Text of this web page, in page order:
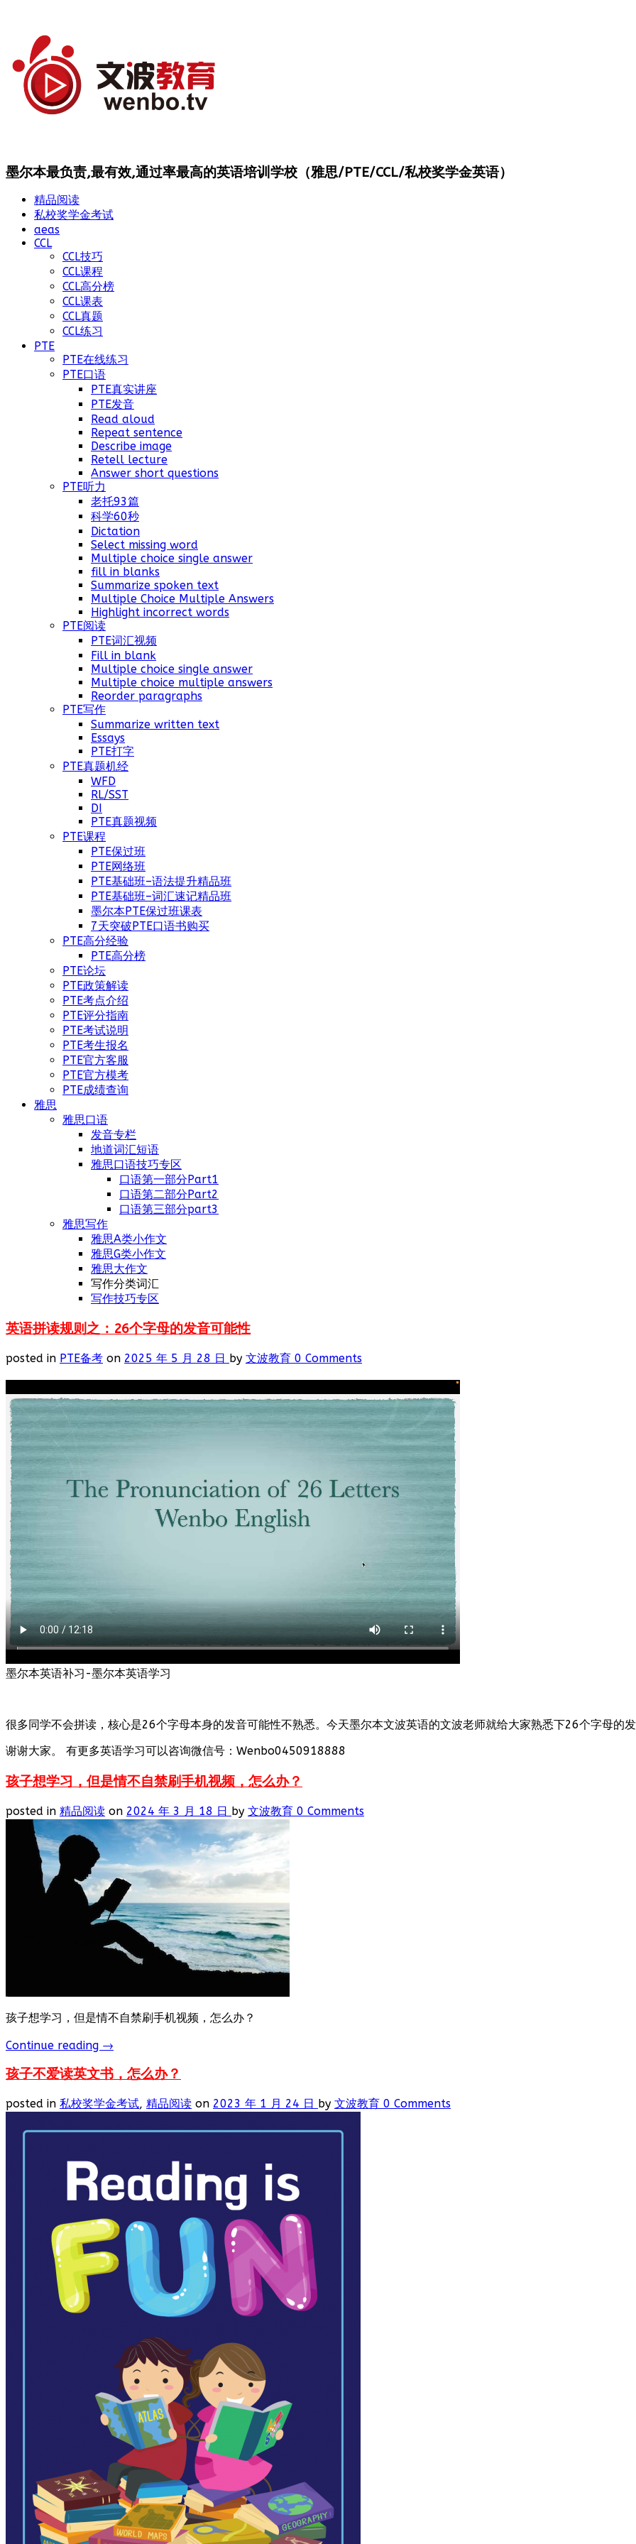
墨尔本最负责,最有效,通过率最高的英语培训学校（雅思/PTE/CCL/私校奖学金英语）
精品阅读
私校奖学金考试
aeas
CCL
CCL技巧
CCL课程
CCL高分榜
CCL课表
CCL真题
CCL练习
PTE
PTE在线练习
PTE口语
PTE真实讲座
PTE发音
Read aloud
Repeat sentence
Describe image
Retell lecture
Answer short questions
PTE听力
老托93篇
科学60秒
Dictation
Select missing word
Multiple choice single answer
fill in blanks
Summarize spoken text
Multiple Choice Multiple Answers
Highlight incorrect words
PTE阅读
PTE词汇视频
Fill in blank
Multiple choice single answer
Multiple choice multiple answers
Reorder paragraphs
PTE写作
Summarize written text
Essays
PTE打字
PTE真题机经
WFD
RL/SST
DI
PTE真题视频
PTE课程
PTE保过班
PTE网络班
PTE基础班–语法提升精品班
PTE基础班–词汇速记精品班
墨尔本PTE保过班课表
7天突破PTE口语书购买
PTE高分经验
PTE高分榜
PTE论坛
PTE政策解读
PTE考点介绍
PTE评分指南
PTE考试说明
PTE考生报名
PTE官方客服
PTE官方模考
PTE成绩查询
雅思
雅思口语
发音专栏
地道词汇短语
雅思口语技巧专区
口语第一部分Part1
口语第二部分Part2
口语第三部分part3
雅思写作
雅思A类小作文
雅思G类小作文
雅思大作文
写作分类词汇
写作技巧专区
英语拼读规则之：26个字母的发音可能性
posted in PTE备考 on 2025 年 5 月 28 日 by 文波教育 0 Comments
墨尔本英语补习-墨尔本英语学习
很多同学不会拼读，核心是26个字母本身的发音可能性不熟悉。今天墨尔本文波英语的文波老师就给大家熟悉下26个字母的发
谢谢大家。 有更多英语学习可以咨询微信号：Wenbo0450918888
孩子想学习，但是情不自禁刷手机视频，怎么办？
posted in 精品阅读 on 2024 年 3 月 18 日 by 文波教育 0 Comments
孩子想学习，但是情不自禁刷手机视频，怎么办？
Continue reading →
孩子不爱读英文书，怎么办？
posted in 私校奖学金考试, 精品阅读 on 2023 年 1 月 24 日 by 文波教育 0 Comments